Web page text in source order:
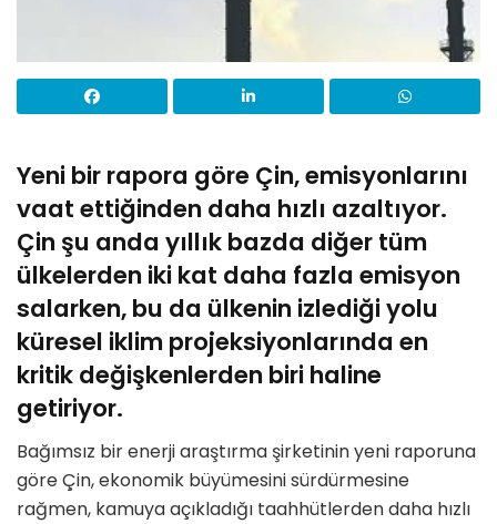
Yeni bir rapora göre Çin, emisyonlarını
vaat ettiğinden daha hızlı azaltıyor.
Çin şu anda yıllık bazda diğer tüm
ülkelerden iki kat daha fazla emisyon
salarken, bu da ülkenin izlediği yolu
küresel iklim projeksiyonlarında en
kritik değişkenlerden biri haline
getiriyor.
Bağımsız bir enerji araştırma şirketinin yeni raporuna
göre Çin, ekonomik büyümesini sürdürmesine
rağmen, kamuya açıkladığı taahhütlerden daha hızlı